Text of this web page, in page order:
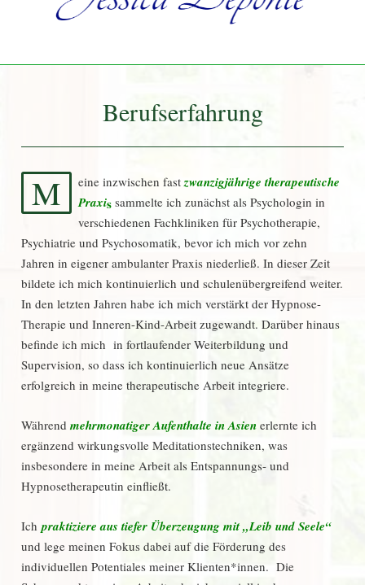
Berufserfahrung
M eine inzwischen fastzwanzigjährige therapeutische
Praxis sammelte ich zunächst als Psychologin in
verschiedenen Fachkliniken für Psychotherapie,
Psychiatrie und Psychosomatik, bevor ich mich vor zehn
Jahren in eigener ambulanter Praxis niederließ. In dieser Zeit
bildete ich mich kontinuierlich und schulenübergreifend weiter.
In den letzten Jahren habe ich mich verstärkt der Hypnose-
Therapie und Inneren-Kind-Arbeit zugewandt. Darüber hinaus
befinde ich mich in fortlaufender Weiterbildung und
Supervision, so dass ich kontinuierlich neue Ansätze
erfolgreich in meine therapeutische Arbeit integriere.
Währendmehrmonatiger Aufenthalte in Asien erlernte ich
ergänzend wirkungsvolle Meditationstechniken, was
insbesondere in meine Arbeit als Entspannungs- und
Hypnosetherapeutin einfließt.
Ichpraktiziere aus tiefer Überzeugung mit „Leib und Seele“
und lege meinen Fokus dabei auf die Förderung des
individuellen Potentiales meiner Klienten*innen. Die